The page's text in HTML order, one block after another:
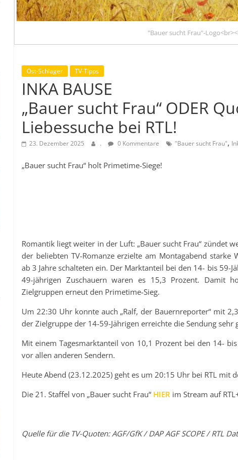
"Bauer sucht Frau"-
Ost-Schlager TV-Tipps
INKA BAUSE
„Bauer sucht Frau“ ODER
Liebessuche bei RTL!
23. Dezember 2025 . 0 Kommentare "Bauer sucht Frau",
„Bauer sucht Frau“ holt Primetime-Siege!
Romantik liegt weiter in der Luft: „Bauer sucht Frau“ zündet
der beliebten TV-Romanze erzielte am Montagabend
ab 3 Jahre schalteten ein. Der Marktanteil bei den 14- bis 59-
49-jährigen Zuschauern waren es 15,3 Prozent. Damit
Zielgruppen erneut den Primetime-Sieg.
Um 22:30 Uhr konnte auch „Ralf, der Bauernreporter“ mit
der Zielgruppe der 14-59-Jährigen erreichte die Sendung sehr
Mit einem Tagesmarktanteil von 10,1 Prozent bei den 14-
vor allen anderen Sendern.
Heute Abend (23.12.2025) geht es um 20:15 Uhr bei RTL mit
Die 21. Staffel von „Bauer sucht Frau“ HIER im Stream auf
Quelle für die TV-Quoten: AGF/GfK / DAP AGF SCOPE / RTL